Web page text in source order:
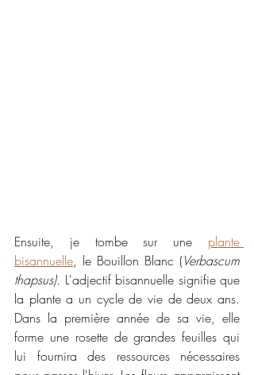
Ensuite, je tombe sur une plante
bisannuelle, le Bouillon Blanc (Verbascum
thapsus). L'adjectif bisannuelle signifie que
la plante a un cycle de vie de deux ans.
Dans la première année de sa vie, elle
forme une rosette de grandes feuilles qui
lui fournira des ressources nécessaires